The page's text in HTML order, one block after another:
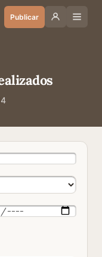
Publicar